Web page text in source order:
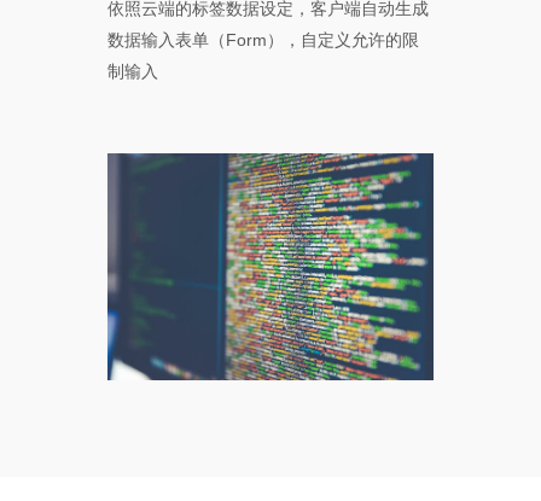
依照云端的标签数据设定，客户端自动生成
数据输入表单（Form），自定义允许的限
制输入